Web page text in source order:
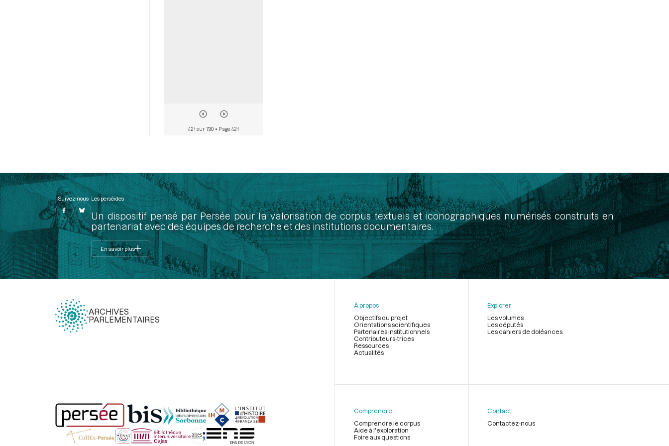
421 sur 790 • Page 421
Suivez-nous Les perséides
Un dispositif pensé par Persée pour la valorisation de corpus textuels et iconographiques numérisés construits en
partenariat avec des équipes de recherche et des institutions documentaires.
En savoir plus
ARCHIVES
PARLEMENTAIRES
page
À propos
Objectifs du projet
Orientations scientifiques
Partenaires institutionnels
Contributeurs-trices
Ressources
Actualités
Explorer
Les volumes
Les députés
Les cahiers de doléances
Comprendre
Comprendre le corpus
Aide à l'exploration
Foire aux questions
Contact
Contactez-nous